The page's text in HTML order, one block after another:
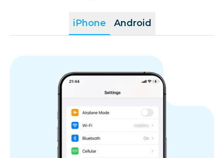
iPhone Android